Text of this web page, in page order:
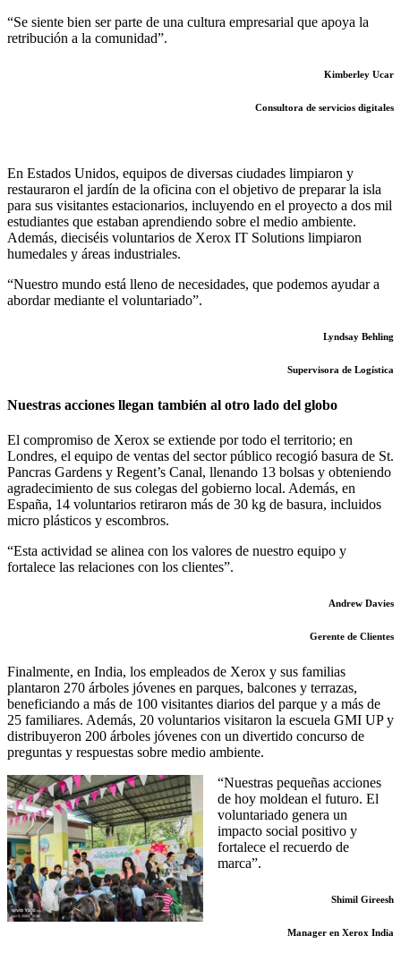
“Se siente bien ser parte de una cultura empresarial que apoya la
retribución a la comunidad”.
Kimberley Ucar
Consultora de servicios digitales
En Estados Unidos, equipos de diversas ciudades limpiaron y
restauraron el jardín de la oficina con el objetivo de preparar la isla
para sus visitantes estacionarios, incluyendo en el proyecto a dos mil
estudiantes que estaban aprendiendo sobre el medio ambiente.
Además, dieciséis voluntarios de Xerox IT Solutions limpiaron
humedales y áreas industriales.
“Nuestro mundo está lleno de necesidades, que podemos ayudar a
abordar mediante el voluntariado”.
Lyndsay Behling
Supervisora de Logística
Nuestras acciones llegan también al otro lado del globo
El compromiso de Xerox se extiende por todo el territorio; en
Londres, el equipo de ventas del sector público recogió basura de St.
Pancras Gardens y Regent’s Canal, llenando 13 bolsas y obteniendo
agradecimiento de sus colegas del gobierno local. Además, en
España, 14 voluntarios retiraron más de 30 kg de basura, incluidos
micro plásticos y escombros.
“Esta actividad se alinea con los valores de nuestro equipo y
fortalece las relaciones con los clientes”.
Andrew Davies
Gerente de Clientes
Finalmente, en India, los empleados de Xerox y sus familias
plantaron 270 árboles jóvenes en parques, balcones y terrazas,
beneficiando a más de 100 visitantes diarios del parque y a más de
25 familiares. Además, 20 voluntarios visitaron la escuela GMI UP y
distribuyeron 200 árboles jóvenes con un divertido concurso de
preguntas y respuestas sobre medio ambiente.
“Nuestras pequeñas acciones
de hoy moldean el futuro. El
voluntariado genera un
impacto social positivo y
fortalece el recuerdo de
marca”.
Shimil Gireesh
Manager en Xerox India